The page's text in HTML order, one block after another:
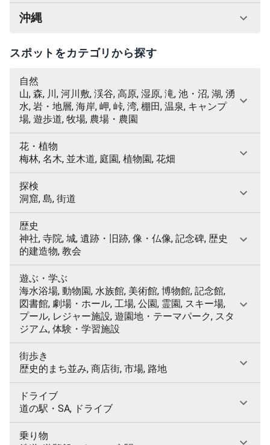
沖縄
スポットをカテゴリから探す
自然
山, 森, 川, 河川敷, 渓谷, 高原, 湿原, 滝, 池・沼, 湖, 湧
水, 岩・地層, 海岸, 岬, 峠, 湾, 棚田, 温泉, キャンプ
場, 遊歩道, 牧場, 農場・農園
花・植物
梅林, 名木, 並木道, 庭園, 植物園, 花畑
探検
洞窟, 島, 街道
歴史
神社, 寺院, 城, 遺跡・旧跡, 像・仏像, 記念碑, 歴史
的建造物, 教会
遊ぶ・学ぶ
海水浴場, 動物園, 水族館, 美術館, 博物館, 記念館,
図書館, 劇場・ホール, 工場, 公園, 霊園, スキー場,
プール, レジャー施設, 遊園地・テーマパーク, スタ
ジアム, 体験・学習施設
街歩き
歴史的まち並み, 商店街, 市場, 路地
ドライブ
道の駅・SA, ドライブ
乗り物